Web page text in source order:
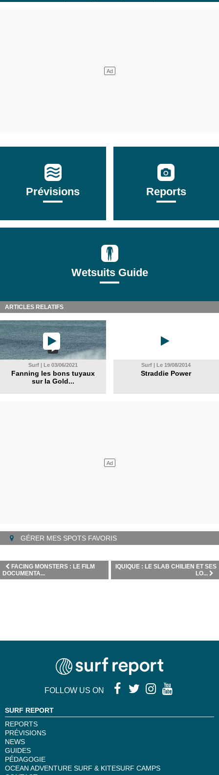
Prévisions Reports
Wetsuits Guide
ARTICLES RELATIFS
Surf | Le 03/06/2021
Fanning les bons tuyaux
sur la Gold...
Surf | Le 19/08/2014
Straddie Power
GÉRER MES SPOTS FAVORIS
IQUIQUE : LE SLAB CHILIEN ET SES
LO...
FACING MONSTERS : LE FILM
DOCUMENTA...
FOLLOW US ON
SURF REPORT
REPORTS
PRÉVISIONS
NEWS
GUIDES
PÉDAGOGIE
OCEAN ADVENTURE SURF & KITESURF CAMPS